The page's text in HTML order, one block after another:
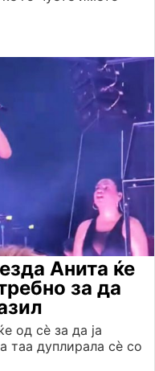
Анита ќе
за да
од сѐ за да ја
таа дуплирала сѐ со